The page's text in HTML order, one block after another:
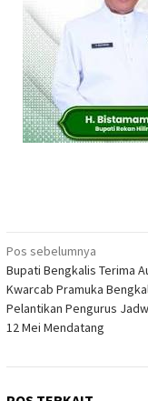
Navigasi
pos
Pos sebelumnya
Bupati Bengkalis Terima
Kwarcab Pramuka
Pelantikan Pengurus
12 Mei Mendatang